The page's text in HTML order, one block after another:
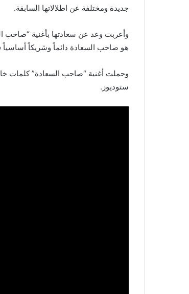
جديدة ومختلفة عن اطلالاتها السابقة.
وأعربت وعد عن سعادتها بأغنية “صاحب
هو صاحب السعادة دائماً وشريكاً
وحملت أغنية “صاحب السعادة” كلمات
ستوديوز.